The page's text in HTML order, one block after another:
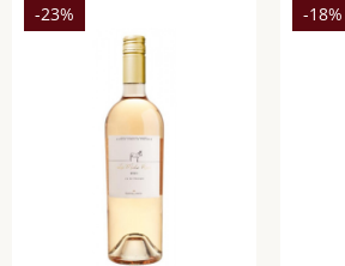
-23% -18%